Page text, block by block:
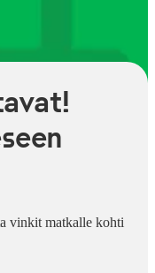
vinkit matkalle kohti